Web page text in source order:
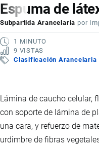
de
navegación
Espuma de
Subpartida Arancelaria por
1 MINUTO
9 VISTAS
Clasificación Arancelaria
Lámina de caucho celular,
con soporte de lámina de
una cara, y refuerzo de
urdimbre de fibras